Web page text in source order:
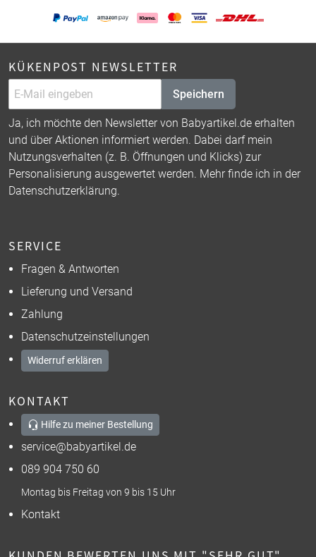
KÜKENPOST NEWSLETTER
Speichern
Ja, ich möchte den Newsletter von Babyartikel.de erhalten
und über Aktionen informiert werden. Dabei darf mein
Nutzungsverhalten (z. B. Öffnungen und Klicks) zur
Personalisierung ausgewertet werden. Mehr finde ich in der
Datenschutzerklärung.
SERVICE
Fragen & Antworten
Lieferung und Versand
Zahlung
Datenschutzeinstellungen
Widerruf erklären
KONTAKT
Hilfe zu meiner Bestellung
service@babyartikel.de
089 904 750 60
Montag bis Freitag von 9 bis 15 Uhr
Kontakt